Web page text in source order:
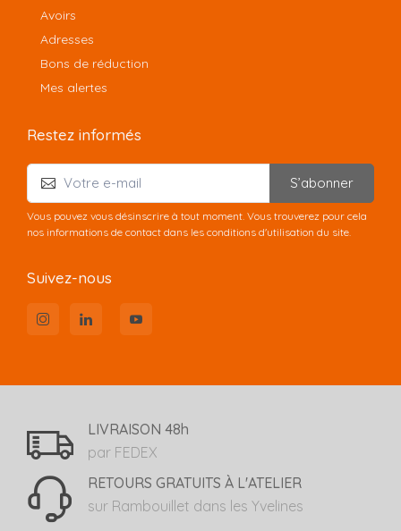
Avoirs
Adresses
Bons de réduction
Mes alertes
Restez informés
S’abonner
Vous pouvez vous désinscrire à tout moment. Vous trouverez pour cela
nos informations de contact dans les conditions d'utilisation du site.
Suivez-nous
LIVRAISON 48h
par FEDEX
RETOURS GRATUITS À L'ATELIER
sur Rambouillet dans les Yvelines